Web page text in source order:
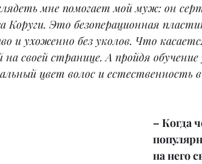
мне помогает мой муж: он
Коруги. Это безоперационная
и ухоженно без уколов. Что
на своей странице. А пройдя
цвет волос и естественность в
– Когда
на него